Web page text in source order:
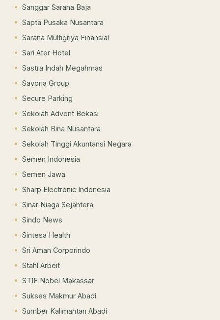
Sanggar Sarana Baja
Sapta Pusaka Nusantara
Sarana Multigriya Finansial
Sari Ater Hotel
Sastra Indah Megahmas
Savoria Group
Secure Parking
Sekolah Advent Bekasi
Sekolah Bina Nusantara
Sekolah Tinggi Akuntansi Negara
Semen Indonesia
Semen Jawa
Sharp Electronic Indonesia
Sinar Niaga Sejahtera
Sindo News
Sintesa Health
Sri Aman Corporindo
Stahl Arbeit
STIE Nobel Makassar
Sukses Makmur Abadi
Sumber Kalimantan Abadi